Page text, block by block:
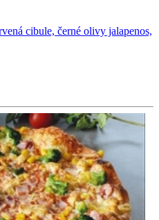
cibule, černé olivy jalapenos,